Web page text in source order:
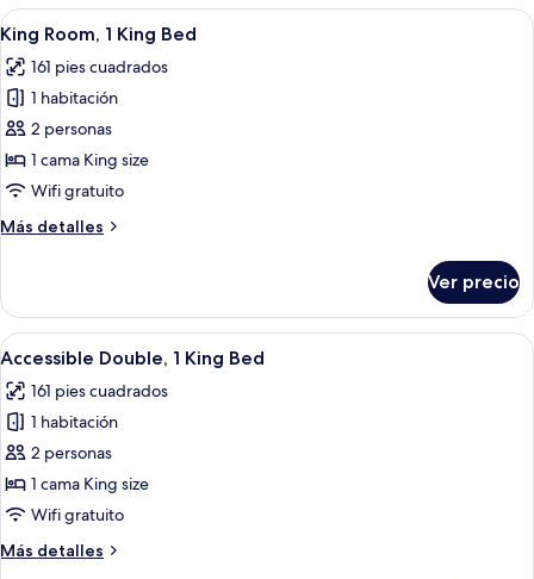
camas
individuales
Abrir
todas
las
fotos
de
King
Room,
King
Una habitación de hotel moderna
10
King Room, 1 King Bed
161 pies cuadrados
1 habitación
2 personas
1 cama King size
Wifi gratuito
Más detalles
Más
Room,
King
Ver precio
Abrir
todas
las
fotos
de
Accessible
Double,
King
Una habitación de hotel moderna
5
Accessible Double, 1 King Bed
161 pies cuadrados
1 habitación
2 personas
1 cama King size
Wifi gratuito
Más detalles
Más